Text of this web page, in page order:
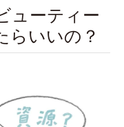
ューティー
らいいの？